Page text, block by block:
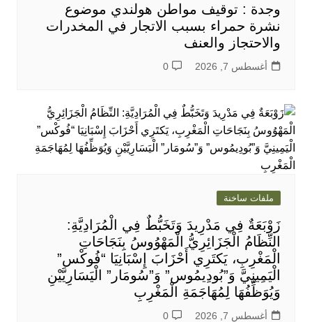
وجدة : توقيف مواطن هولندي موضوع
نشرة حمراء بسبب الاتجار في المخدرات
والاحتجاز والعنف
أغسطس 7, 2026 0
ملفات ساخنة
زَوْبَعَةٌ فِي مَدْرِيدَ وَتَخَبُّطٌ فِي الْمُرَادِيَّةِ:
النِّظَامُ الْجَزَائِرِيُّ الْمَهْوُوسُ بِنَجَاحَاتِ
الْمَغْرِبِ، يَكتَرِي أَحْزَابَ إِسْبَانِيَا “فُوكْس”
الْيَمِينِيَّ وَ”بُودِيمُوس” وَ”سُومَار” الْيَسَارِيَّيْنِ
وَيُوَظِّفُهَا لِمُهَاجَمَةِ الْمَغْرِبِ
أغسطس 7, 2026 0